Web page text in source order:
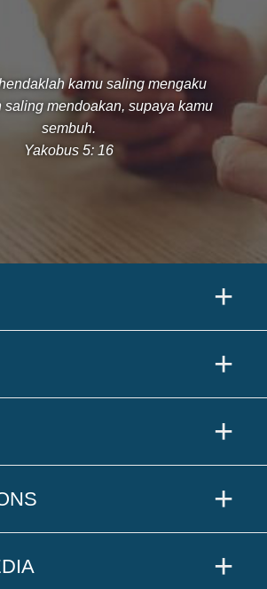
kamu saling mengaku
saling mendoakan, supaya kamu
sembuh.
Yakobus 5: 16